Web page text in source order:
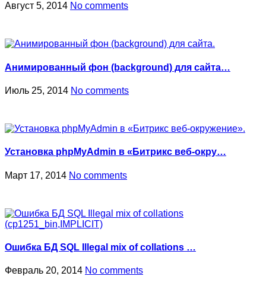
Август 5, 2014 No comments
Анимированный фон (background) для сайта…
Июль 25, 2014 No comments
Установка phpMyAdmin в «Битрикс веб-окру…
Март 17, 2014 No comments
Ошибка БД SQL Illegal mix of collations …
Февраль 20, 2014 No comments